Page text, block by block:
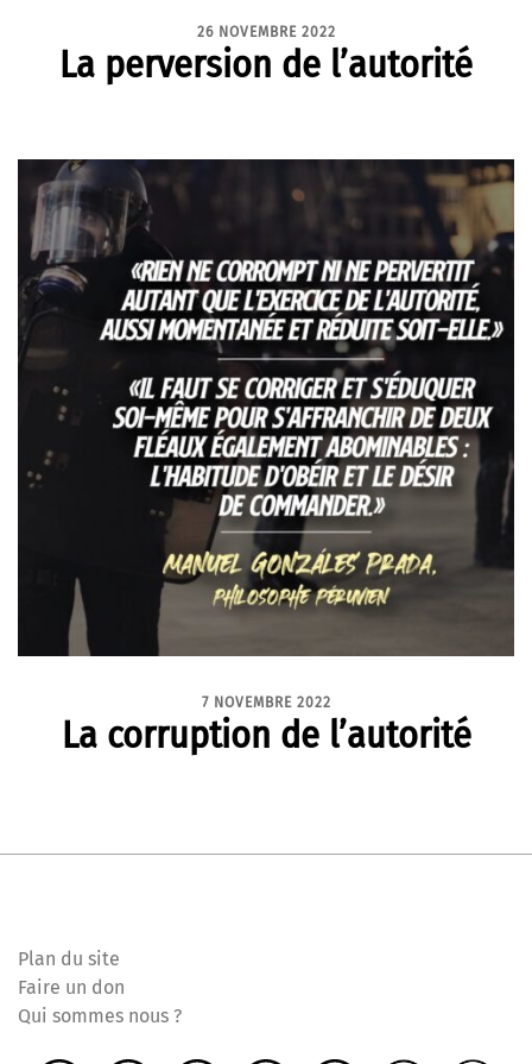
26 NOVEMBRE 2022
La perversion de l’autorité
7 NOVEMBRE 2022
La corruption de l’autorité
Plan du site
Faire un don
Qui sommes nous ?